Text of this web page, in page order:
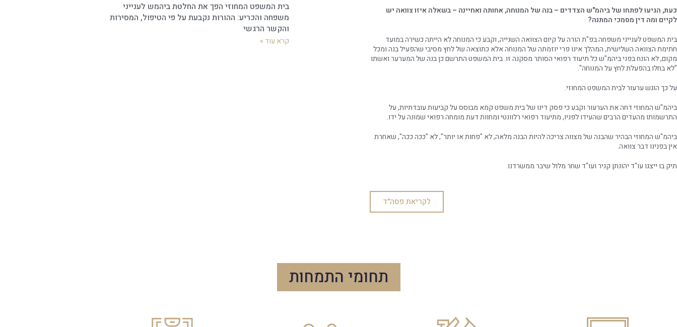
כעת, הגיעו לפתחו של ביהמ"ש הצדדים – בנה של המנוחה, אחותה ואחיינה – בשאלה איזו צוואה יש
לקיים ומה דין מסמכי המתנה?
בית המשפט לענייני משפחה בפ"ת הורה על קיום הצוואה השנייה, וקבע כי המנוחה לא הייתה כשירה במועד
חתימת הצוואה השלישית, המהלך אינו פרי יוזמתה של המנוחה אלא כתוצאה של לחץ מסיבי שהפעיל בנה ומכל
מקום, לא הונח בפני ביהמ"ש כל תיעוד רפואי הסותר מסקנה זו. בית המשפט התרשם כן בנה של המערער ואשתו
"לא בחלו בהפעלת לחץ על המנוחה".
על כך הוגש ערעור לבית המשפט המחוזי.
ביהמ"ש המחוזי דחה את הערעור וקבע כי פסק דינו של בית משפט קמא מבוסס על קביעות עובדתיות, על
התרשמותו מהעדים הרבים שהעידו לפניו, מתיעוד רפואי רלוונטי ומחוות דעת מומחה רפואי שמונה על ידו.
ביהמ"ש המחוזי הבהיר שהבנה של מצווה צריכה להיות הבנה מלאה, לא "פחות או יותר", לא "ככה ככה", שאחרת
אין בפנינו דבר צוואה.
תיק בו ייצגו עו"ד יהונתן קניר ועו"ד שחר מלול שיבר ממשרדנו.
לקריאת פסה"ד
בית המשפט המחוזי הפך את החלטת ביהמש לענייני
משפחה והכריע: ההורות נקבעת על פי הטיפול, המסירות
והקשר הרגשי
קרא עוד »
תחומי התמחות